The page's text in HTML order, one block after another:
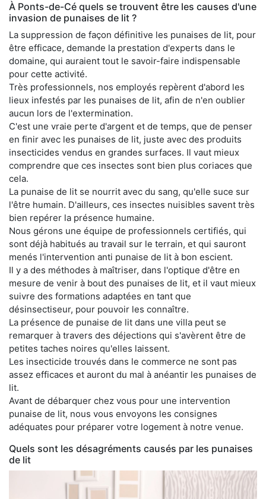
À Ponts-de-Cé quels se trouvent être les causes d'une
invasion de punaises de lit ?
La suppression de façon définitive les punaises de lit, pour
être efficace, demande la prestation d'experts dans le
domaine, qui auraient tout le savoir-faire indispensable
pour cette activité.
Très professionnels, nos employés repèrent d'abord les
lieux infestés par les punaises de lit, afin de n'en oublier
aucun lors de l'extermination.
C'est une vraie perte d'argent et de temps, que de penser
en finir avec les punaises de lit, juste avec des produits
insecticides vendus en grandes surfaces. Il vaut mieux
comprendre que ces insectes sont bien plus coriaces que
cela.
La punaise de lit se nourrit avec du sang, qu'elle suce sur
l'être humain. D'ailleurs, ces insectes nuisibles savent très
bien repérer la présence humaine.
Nous gérons une équipe de professionnels certifiés, qui
sont déjà habitués au travail sur le terrain, et qui sauront
menés l'intervention anti punaise de lit à bon escient.
Il y a des méthodes à maîtriser, dans l'optique d'être en
mesure de venir à bout des punaises de lit, et il vaut mieux
suivre des formations adaptées en tant que
désinsectiseur, pour pouvoir les connaître.
La présence de punaise de lit dans une villa peut se
remarquer à travers des déjections qui s'avèrent être de
petites taches noires qu'elles laissent.
Les insecticide trouvés dans le commerce ne sont pas
assez efficaces et auront du mal à anéantir les punaises de
lit.
Avant de débarquer chez vous pour une intervention
punaise de lit, nous vous envoyons les consignes
adéquates pour préparer votre logement à notre venue.
Quels sont les désagréments causés par les punaises
de lit